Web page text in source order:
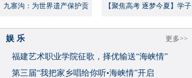
九寨沟：为世界遗产保护贡
【聚焦高考 逐梦今夏】学子
更多>>
娱 乐
福建艺术职业学院征歌，择优输送“海峡情”
​第三届“我把家乡唱给你听•海峡情”开启